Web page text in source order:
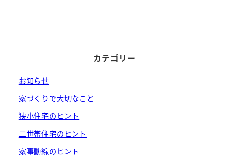
カテゴリー
お知らせ
家づくりで大切なこと
狭小住宅のヒント
二世帯住宅のヒント
家事動線のヒント